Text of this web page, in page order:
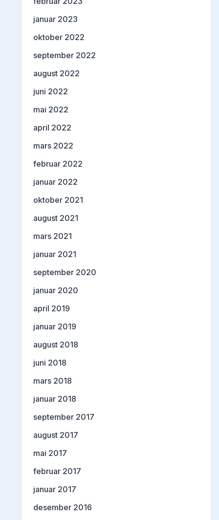
januar 2023
oktober 2022
september 2022
august 2022
juni 2022
mai 2022
april 2022
mars 2022
februar 2022
januar 2022
oktober 2021
august 2021
mars 2021
januar 2021
september 2020
januar 2020
april 2019
januar 2019
august 2018
juni 2018
mars 2018
januar 2018
september 2017
august 2017
mai 2017
februar 2017
januar 2017
desember 2016